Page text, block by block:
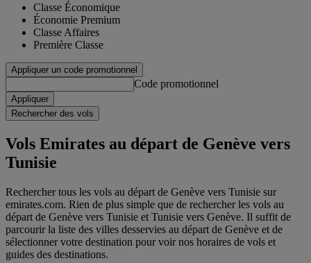
Classe Économique
Économie Premium
Classe Affaires
Première Classe
Appliquer un code promotionnel
Code promotionnel
Appliquer
Rechercher des vols
Vols Emirates au départ de Genève vers
Tunisie
Rechercher tous les vols au départ de Genève vers Tunisie sur
emirates.com. Rien de plus simple que de rechercher les vols au
départ de Genève vers Tunisie et Tunisie vers Genève. Il suffit de
parcourir la liste des villes desservies au départ de Genève et de
sélectionner votre destination pour voir nos horaires de vols et
guides des destinations.